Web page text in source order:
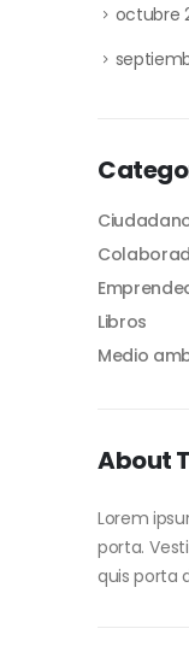
octubre
Libros
Medio
About
Lorem
porta.
quis porta